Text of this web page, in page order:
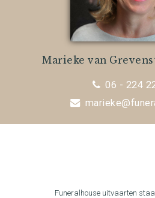
Marieke van
06 - 224
Funeralhouse uitvaarten